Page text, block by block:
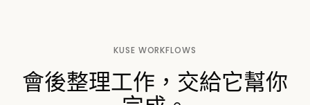
KUSE WORKFLOWS
會後整理工作，交給它幫你